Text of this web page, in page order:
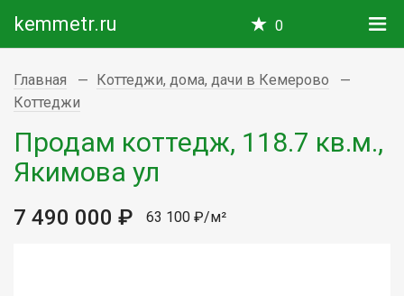
kemmetr.ru 0
Главная
Коттеджи, дома, дачи в Кемерово
Коттеджи
Продам коттедж, 118.7 кв.м.,
Якимова ул
7 490 000 ₽ 63 100 ₽/м²